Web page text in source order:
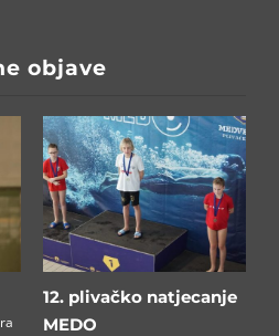
objave
12. plivačko natjecanje
MEDO⁣